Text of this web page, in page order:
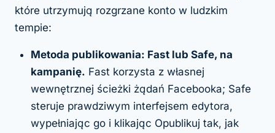
które utrzymują rozgrzane konto w ludzkim
tempie:
Metoda publikowania: Fast lub Safe, na
kampanię. Fast korzysta z własnej
wewnętrznej ścieżki żądań Facebooka; Safe
steruje prawdziwym interfejsem edytora,
wypełniając go i klikając Opublikuj tak, jak